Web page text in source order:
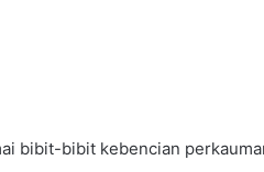
bibit-bibit kebencian